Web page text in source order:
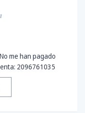
me han pagado
2096761035